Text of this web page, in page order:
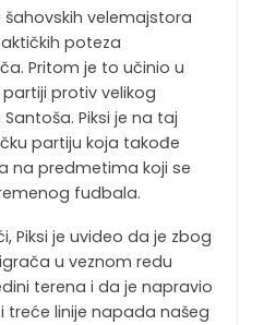
velemajstora
poteza
Pritom je to učinio u
protiv velikog
Piksi je na taj
partiju koja takođe
na predmetima koji se
fudbala.
Piksi je uvideo da je zbog
u veznom redu
terena i da je napravio
treće linije napada našeg